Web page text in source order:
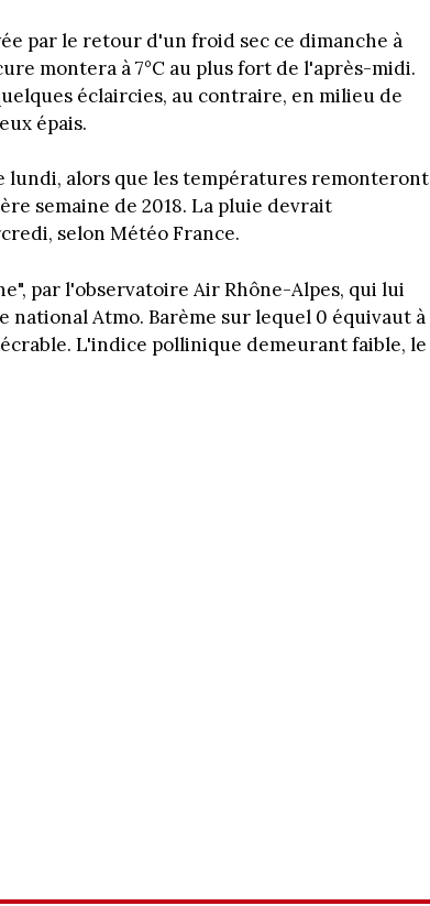
par le retour d'un froid sec ce dimanche à
montera à 7°C au plus fort de l'après-midi.
éclaircies, au contraire, en milieu de
épais.
alors que les températures remonteront
semaine de 2018. La pluie devrait
selon Météo France.
par l'observatoire Air Rhône-Alpes, qui lui
Atmo. Barème sur lequel 0 équivaut à
L'indice pollinique demeurant faible, le